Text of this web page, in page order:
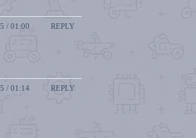
/ 01:00 REPLY
/ 01:14 REPLY